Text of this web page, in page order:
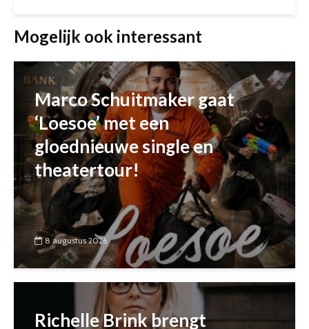
Mogelijk ook interessant
Marco Schuitmaker gaat
‘Loesoe’ met een
gloednieuwe single en
theatertour!
8 augustus 2026
Richelle Brink brengt